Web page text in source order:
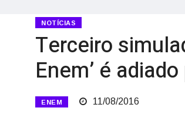
NOTÍCIAS
Terceiro
Enem’ é
ENEM 11/08/2016